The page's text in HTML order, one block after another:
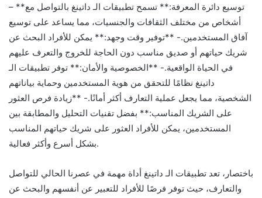
– **توسيع دائرة المعرفة:** تسمح تطبيقات الـ داتينغ بالتواصل مع
أشخاص من مختلف الثقافات والجنسيات، مما يساعد على توسيع
آفاق المستخدمين.- **توفير وقت وجهد:** يمكن للأفراد البحث عن
شريك حياتهم أو صديق مناسب دون الحاجة للخروج والتعرف عليهم
في الحياة الواقعية.- **الخصوصية والأمان:** توفر تطبيقات الـ
داتينغ نظامًا للتحقق من هوية المستخدمين وحماية بياناتهم
الشخصية، مما يجعل عملية التعارف أكثر أمانًا.- **زيادة فرص العثور
على الشريك المناسب:** بفضل تقنيات التحليل والمطابقة بين
المستخدمين، يمكن للأفراد العثور على شريك حياتهم المناسب
بشكل أسرع وأكثر فعالية.
باختصار، تعد تطبيقات الـ داتينغ أداة مهمة في عصرنا الحالي للتواصل
والتعارف، حيث توفر فرصًا للأفراد للتعبير عن أنفسهم والبحث عن